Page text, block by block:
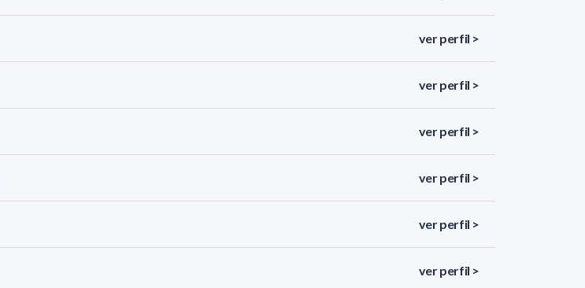
ver perfil >
ver perfil >
ver perfil >
ver perfil >
ver perfil >
ver perfil >